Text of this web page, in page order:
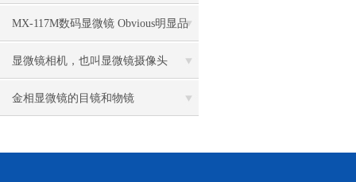
MX-117M数码显微镜 Obvious明显品
牌值得推荐
显微镜相机，也叫显微镜摄像头
金相显微镜的目镜和物镜